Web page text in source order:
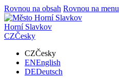
Rovnou na obsah Rovnou na menu
Horní Slavkov
CZČesky
CZČesky
ENEnglish
DEDeutsch